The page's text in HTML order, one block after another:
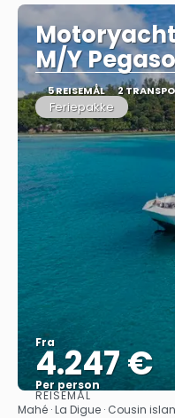
M/Y
5 REISEMÅL 2
Feriepakke
Fra
4.247 €
Per person
REISEMÅL
Mahé · La Digue · Cousin